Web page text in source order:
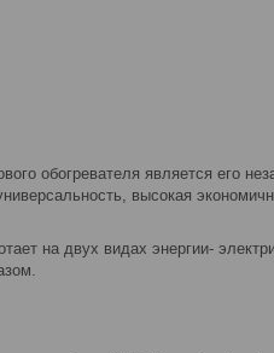
обогревателя является его
высокая
на двух видах энергии-